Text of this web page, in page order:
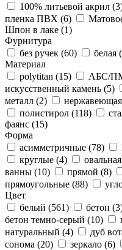
100% литьевой акрил (3
пленка ПВХ (6)
Шпон в лаке (1)
Фурнитура
без ручек (60) белая (
Материал
polytitan (15) АБС/
искусственный камень (5)
металл (2) нержавеющая
полистирол (118)
фаянс (15)
Форма
асимметричные (78)
круглые (4)
ванны (10) прямой (8)
прямоугольные (88)
Цвет
белый (561) бетон (3
бетон темно-серый (10)
натуральный (4) дуб
сонома (20) зеркало (6)